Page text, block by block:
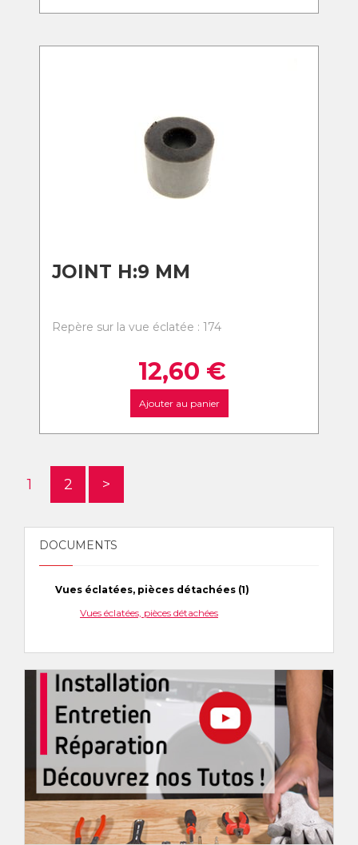
JOINT H:9 MM
Repère sur la vue éclatée : 174
12,60 €
Ajouter au panier
1 2 >
DOCUMENTS
Vues éclatées, pièces détachées (1)
Vues éclatées, pièces détachées